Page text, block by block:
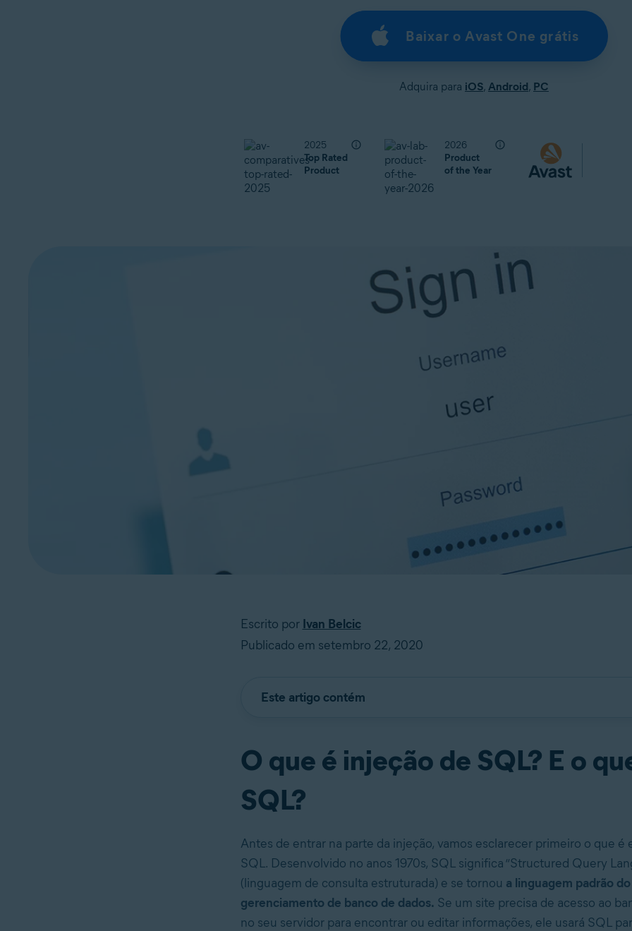
Baixar o Avast One grátis
Adquira para iOS, Android, PC
2025
Top Rated
Product
2026
Product
of the Year
Escrito por Ivan Belcic
Publicado em setembro 22, 2020
Este artigo contém
O que é injeção de SQL? E o
SQL?
Antes de entrar na parte da injeção, vamos esclarecer primeiro o que é
SQL. Desenvolvido no anos 1970s, SQL significa “Structured Query
(linguagem de consulta estruturada) e se tornou a linguagem padrão do
gerenciamento de banco de dados. Se um site precisa de acesso ao
no seu servidor para encontrar ou editar informações, ele usará SQL